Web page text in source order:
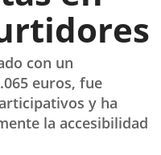
con un
euros, fue
y ha
la accesibilidad